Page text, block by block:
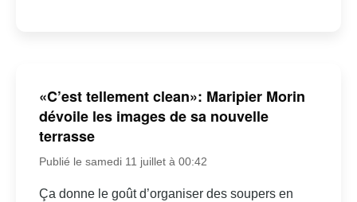
«C’est tellement clean»: Maripier Morin
dévoile les images de sa nouvelle
terrasse
Publié le samedi 11 juillet à 00:42
Ça donne le goût d’organiser des soupers en